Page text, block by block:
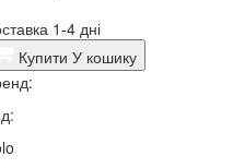
1-4 дні
Купити У кошику